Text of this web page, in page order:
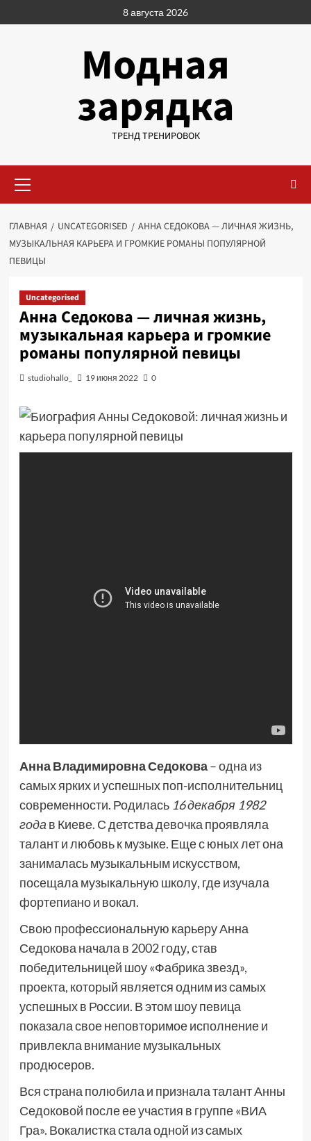
к
8 августа 2026
Модная
зарядка
ТРЕНД ТРЕНИРОВОК
меню
ГЛАВНАЯ UNCATEGORISED
АННА СЕДОКОВА — ЛИЧНАЯ ЖИЗНЬ,
МУЗЫКАЛЬНАЯ КАРЬЕРА И ГРОМКИЕ РОМАНЫ ПОПУЛЯРНОЙ
ПЕВИЦЫ
Uncategorised
Анна Седокова — личная жизнь,
музыкальная карьера и громкие
романы популярной певицы
studiohallo_ 19 июня 2022 0
Анна Владимировна Седокова– одна из
самых ярких и успешных поп-исполнительниц
современности. Родилась 16 декабря 1982
года в Киеве. С детства девочка проявляла
талант и любовь к музыке. Еще с юных лет она
занималась музыкальным искусством,
посещала музыкальную школу, где изучала
фортепиано и вокал.
Свою профессиональную карьеру Анна
Седокова начала в 2002 году, став
победительницей шоу «Фабрика звезд»,
проекта, который является одним из самых
успешных в России. В этом шоу певица
показала свое неповторимое исполнение и
привлекла внимание музыкальных
продюсеров.
Вся страна полюбила и признала талант Анны
Седоковой после ее участия в группе «ВИА
Гра». Вокалистка стала одной из самых